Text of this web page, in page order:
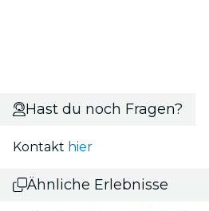
Hast du noch Fragen?
Kontakt hier
Ähnliche Erlebnisse